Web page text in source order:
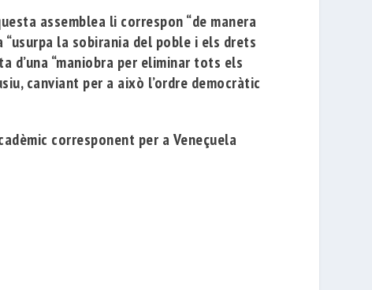
assemblea li correspon “de manera
la sobirania del poble i els drets
“maniobra per eliminar tots els
canviant per a això l’ordre democràtic
corresponent per a Veneçuela